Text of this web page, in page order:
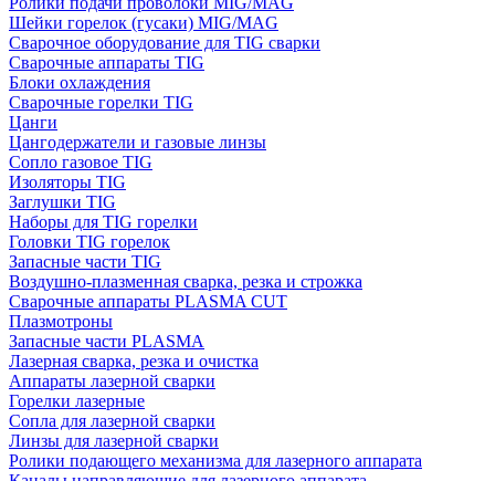
Шейки горелок (гусаки) MIG/MAG
Сварочное оборудование для TIG сварки
Сварочные аппараты TIG
Блоки охлаждения
Сварочные горелки TIG
Цанги
Цангодержатели и газовые линзы
Сопло газовое TIG
Изоляторы TIG
Заглушки TIG
Наборы для TIG горелки
Головки TIG горелок
Запасные части TIG
Воздушно-плазменная сварка, резка и строжка
Сварочные аппараты PLASMA CUT
Плазмотроны
Запасные части PLASMA
Лазерная сварка, резка и очистка
Аппараты лазерной сварки
Горелки лазерные
Сопла для лазерной сварки
Линзы для лазерной сварки
Ролики подающего механизма для лазерного аппарата